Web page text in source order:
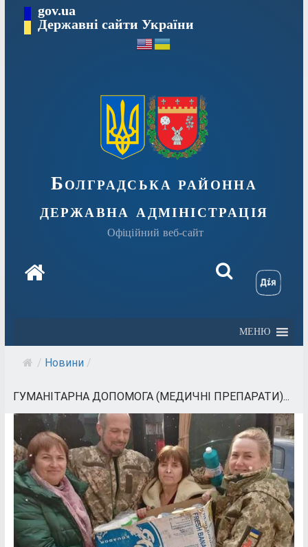
Перейтиgov.ua
Державні сайти України
Болградська районна
державна адміністрація
Офіційний веб-сайт
МЕНЮ
/ Новини /
ГУМАНІТАРНА ДОПОМОГА (МЕДИЧНІ ПРЕПАРАТИ)...